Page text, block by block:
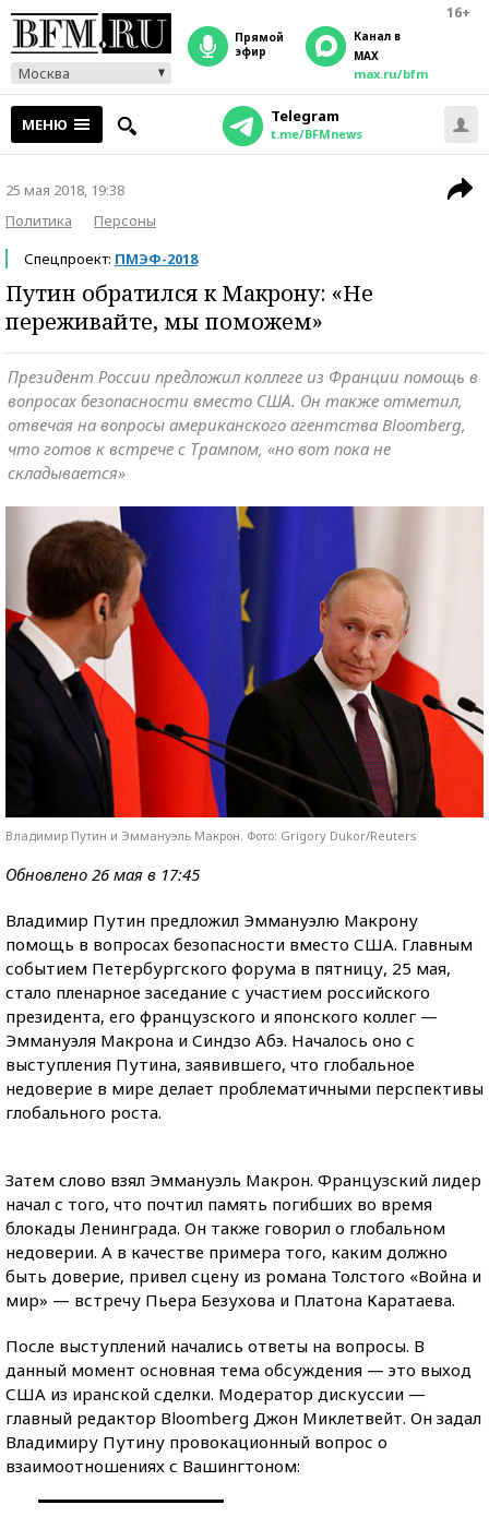
16+
Москва
прямой
эфир
Канал в
MAX
max.ru/bfm
МЕНЮ Telegram
t.me/BFMnews
25 мая 2018, 19:38
Политика
Персоны
Спецпроект: ПМЭФ-2018
Путин обратился к Макрону: «Не
переживайте, мы поможем»
Президент России предложил коллеге из Франции помощь в
вопросах безопасности вместо США. Он также отметил,
отвечая на вопросы американского агентства Bloomberg,
что готов к встрече с Трампом, «но вот пока не
складывается»
Владимир Путин и Эммануэль Макрон. Фото: Grigory Dukor/Reuters
Обновлено 26 мая в 17:45
Владимир Путин предложил Эммануэлю Макрону
помощь в вопросах безопасности вместо США. Главным
событием Петербургского форума в пятницу, 25 мая,
стало пленарное заседание с участием российского
президента, его французского и японского коллег —
Эммануэля Макрона и Синдзо Абэ. Началось оно с
выступления Путина, заявившего, что глобальное
недоверие в мире делает проблематичными перспективы
глобального роста.
Затем слово взял Эммануэль Макрон. Французский лидер
начал с того, что почтил память погибших во время
блокады Ленинграда. Он также говорил о глобальном
недоверии. А в качестве примера того, каким должно
быть доверие, привел сцену из романа Толстого «Война и
мир» — встречу Пьера Безухова и Платона Каратаева.
После выступлений начались ответы на вопросы. В
данный момент основная тема обсуждения — это выход
США из иранской сделки. Модератор дискуссии —
главный редактор Bloomberg Джон Миклетвейт. Он задал
Владимиру Путину провокационный вопрос о
взаимоотношениях с Вашингтоном: